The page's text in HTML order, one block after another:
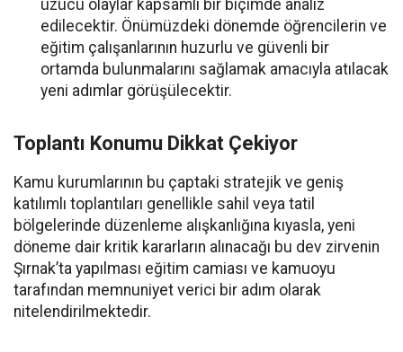
üzücü olaylar kapsamlı bir biçimde analiz
edilecektir. Önümüzdeki dönemde öğrencilerin ve
eğitim çalışanlarının huzurlu ve güvenli bir
ortamda bulunmalarını sağlamak amacıyla atılacak
yeni adımlar görüşülecektir.
Toplantı Konumu Dikkat Çekiyor
Kamu kurumlarının bu çaptaki stratejik ve geniş
katılımlı toplantıları genellikle sahil veya tatil
bölgelerinde düzenleme alışkanlığına kıyasla, yeni
döneme dair kritik kararların alınacağı bu dev zirvenin
Şırnak’ta yapılması eğitim camiası ve kamuoyu
tarafından memnuniyet verici bir adım olarak
nitelendirilmektedir.